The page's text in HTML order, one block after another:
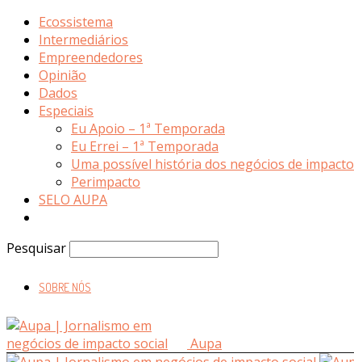
Ecossistema
Intermediários
Empreendedores
Opinião
Dados
Especiais
Eu Apoio – 1ª Temporada
Eu Errei – 1ª Temporada
Uma possível história dos negócios de impacto
Perimpacto
SELO AUPA
Pesquisar
SOBRE NÓS
Aupa